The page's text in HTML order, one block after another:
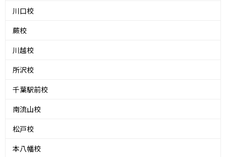
川口校
蕨校
川越校
所沢校
千葉駅前校
南流山校
松戸校
本八幡校